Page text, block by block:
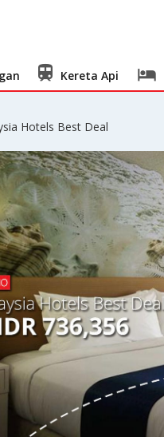
Kereta Api
Hotels Best Deal